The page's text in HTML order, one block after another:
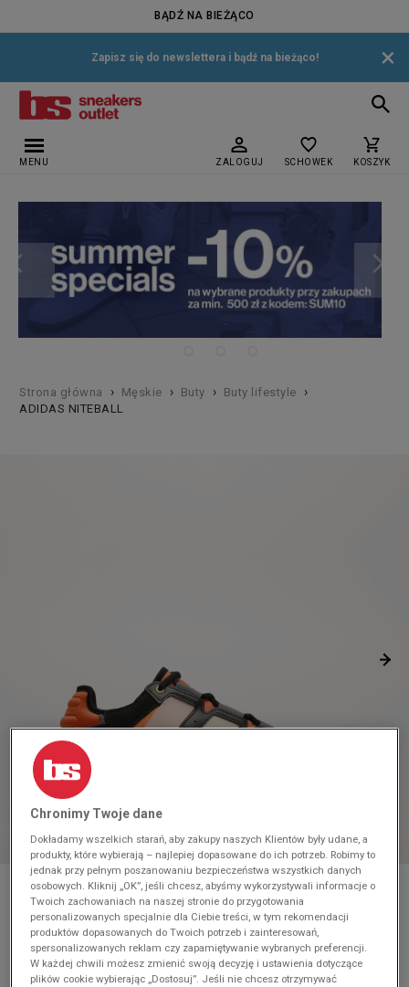
BĄDŹ NA BIEŻĄCO
Zapisz się do newslettera i bądź na bieżąco! ×
MENU ZALOGUJ SCHOWEK KOSZYK
Strona główna › Męskie › Buty › Buty lifestyle ›
ADIDAS NITEBALL
* Zdjęcie poglądowe
ADIDAS NITEBALL
Produkt pochodzi z końcówek aktualnych kolekcji, ubiegłych
sezonów lub z ekspozycji.Szczegóły.
Chronimy Twoje dane
Dokładamy wszelkich starań, aby zakupy naszych Klientów były udane, a
produkty, które wybierają – najlepiej dopasowane do ich potrzeb. Robimy to
jednak przy pełnym poszanowaniu bezpieczeństwa wszystkich danych
osobowych. Kliknij „OK”, jeśli chcesz, abyśmy wykorzystywali informacje o
Twoich zachowaniach na naszej stronie do przygotowania
personalizowanych specjalnie dla Ciebie treści, w tym rekomendacji
produktów dopasowanych do Twoich potrzeb i zainteresowań,
spersonalizowanych reklam czy zapamiętywanie wybranych preferencji.
W każdej chwili możesz zmienić swoją decyzję i ustawienia dotyczące
plików cookie wybierając „Dostosuj”. Jeśli nie chcesz otrzymywać